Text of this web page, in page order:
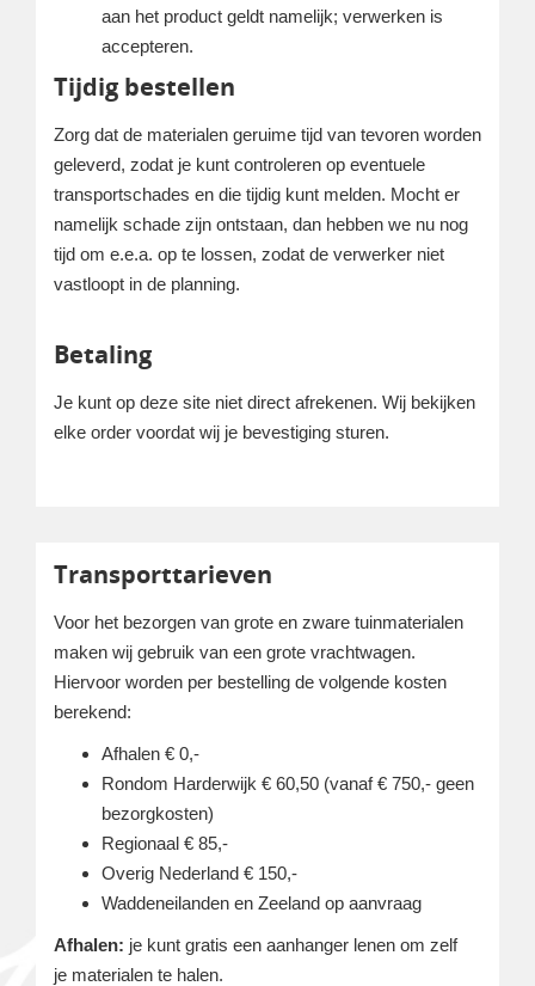
aan het product geldt namelijk; verwerken is
accepteren.
Tijdig bestellen
Zorg dat de materialen geruime tijd van tevoren worden
geleverd, zodat je kunt controleren op eventuele
transportschades en die tijdig kunt melden. Mocht er
namelijk schade zijn ontstaan, dan hebben we nu nog
tijd om e.e.a. op te lossen, zodat de verwerker niet
vastloopt in de planning.
Betaling
Je kunt op deze site niet direct afrekenen. Wij bekijken
elke order voordat wij je bevestiging sturen.
Transporttarieven
Voor het bezorgen van grote en zware tuinmaterialen
maken wij gebruik van een grote vrachtwagen.
Hiervoor worden per bestelling de volgende kosten
berekend:
Afhalen € 0,-
Rondom Harderwijk € 60,50 (vanaf € 750,- geen
bezorgkosten)
Regionaal € 85,-
Overig Nederland € 150,-
Waddeneilanden en Zeeland op aanvraag
Afhalen: je kunt gratis een aanhanger lenen om zelf
je materialen te halen.